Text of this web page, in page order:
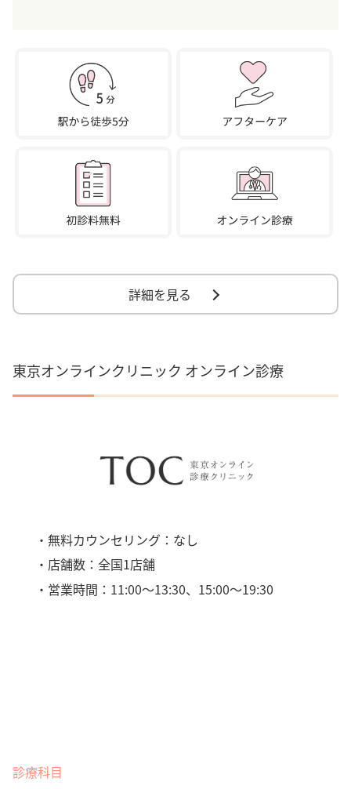
詳細を見る
東京オンラインクリニック オンライン診療
・無料カウンセリング：なし
・店舗数：全国1店舗
・営業時間：11:00〜13:30、15:00〜19:30
診療科目